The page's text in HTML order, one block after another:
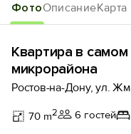
ФотоОписаниеКарта
Квартира в
микрорайона
Ростов-на-Дону, ул.
70 m2 6 гостей